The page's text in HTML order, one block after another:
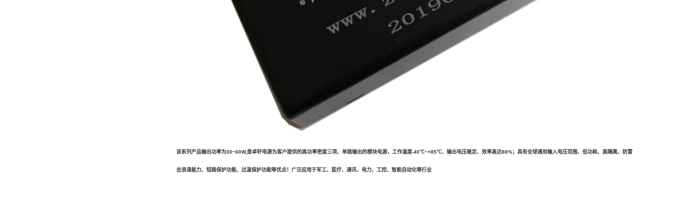
该系列产品输出功率为30~60W,是卓轩电源为客户提供的高功率密度三项、单路输出的模块电源，工作温度-40℃~+85℃、输出电压稳定、效率高达88%；具有全球通用输入电压范围、低功耗、高隔离、防雷
击浪涌能力、短路保护功能、过温保护功能等优点！ 广泛应用于军工、医疗、通讯、电力、工控、智能自动化等行业